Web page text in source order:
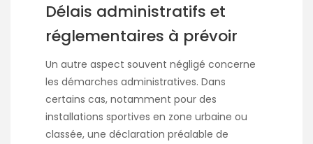
Délais administratifs et
réglementaires à prévoir
Un autre aspect souvent négligé concerne
les démarches administratives. Dans
certains cas, notamment pour des
installations sportives en zone urbaine ou
classée, une déclaration préalable de